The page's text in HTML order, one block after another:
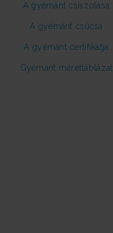
A gyémánt csiszolása
A gyémánt csúcsa
A gyémánt certifikátja
Gyémánt mérettáblázat